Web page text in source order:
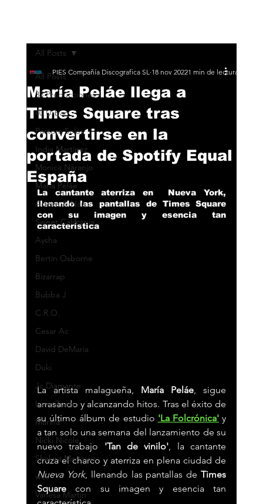
All Posts
33 Producciones
40 Urban
Pastora Soler
India Martínez
Monica Naranjo
María Peláe
Adexe & Nau
Sweet California
Aysha
Bertín Osborne
Bizarrap
Bubba J
C.R.O.
Cesar Ac
David DeMaría
Duki
Jc Diamante
Luna Zuazu
Marina
Nicki Nicole
Shakira Martínez
wos
Vanesa Martín
All Posts
María Peláe llega a
Times Square tras
convertirse en la
portada de Spotify Equal
España
PIES Compañía Discografica SL 18 nov 20221 min de lectura
La cantante aterriza en  Nueva York,
llenando las pantallas de Times Square
con su imagen y esencia tan
característica
La artista malagueña, María Peláe, sigue
arrasando y alcanzando hitos. Tras el éxito de
su último álbum de estudio 'La Folcrónica' y
a tan solo una semana del lanzamiento de su
nuevo trabajo 'Tan de vinilo', la cantante
Nueva York, llenando las pantallas de Times
Square con su imagen y esencia tan